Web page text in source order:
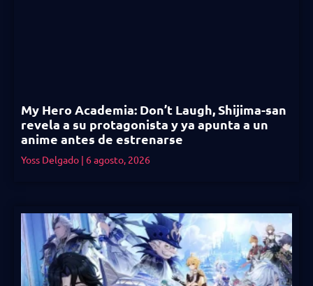
My Hero Academia: Don’t Laugh, Shijima-san
revela a su protagonista y ya apunta a un
anime antes de estrenarse
Yoss Delgado 6 agosto, 2026